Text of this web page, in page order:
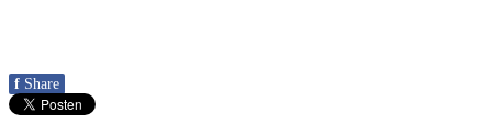
f Share